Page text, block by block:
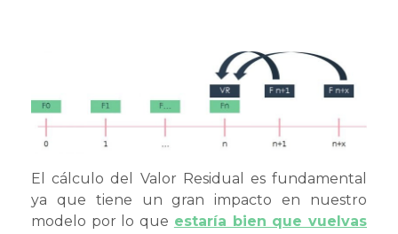
El cálculo del Valor Residual es fundamental
ya que tiene un gran impacto en nuestro
modelo por lo que estaría bien que vuelvas